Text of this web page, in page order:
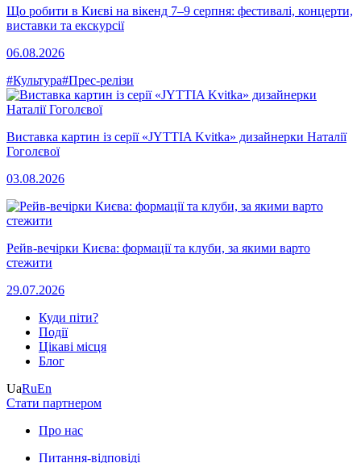
Що робити в Києві на вікенд 7–9 серпня: фестивалі, концерти,
виставки та екскурсії
06.08.2026
#Культура#Прес-релізи
Виставка картин із серії «JYTTIA Kvitka» дизайнерки Наталії
Гоголєвої
03.08.2026
Рейв-вечірки Києва: формації та клуби, за якими варто
стежити
29.07.2026
Куди піти?
Події
Цікаві місця
Блог
UaRuEn
Стати партнером
Про нас
Питання-відповіді